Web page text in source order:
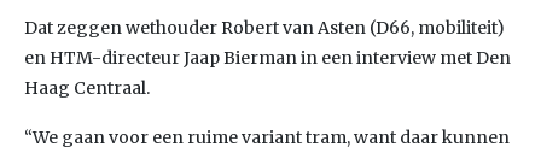
Dat zeggen wethouder Robert van Asten (D66, mobiliteit)
en HTM-directeur Jaap Bierman in een interview met Den
Haag Centraal.
“We gaan voor een ruime variant tram, want daar kunnen